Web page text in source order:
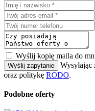
Wyślij kopię maila do
Wyślij zapytanie Wysyłając
oraz politykę RODO.
Podobne oferty